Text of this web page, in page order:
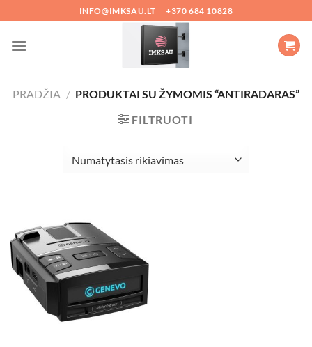
to
content
INFO@IMKSAU.LT +370 684 10828
PRADŽIA / PRODUKTAI SU ŽYMOMIS “ANTIRADARAS”
FILTRUOTI